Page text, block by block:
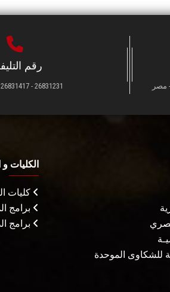
مصر
رقم
26831231 - 26831417 - 26831474
للشكاوى الموحدة
الكليات و
كليات
برامج
برامج